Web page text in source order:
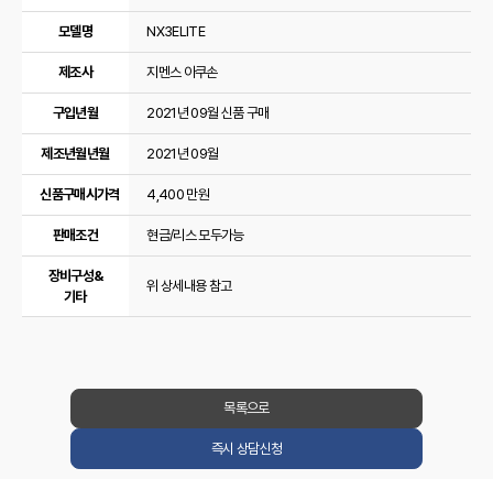
모델명 NX3ELITE
제조사 지멘스 아쿠손
구입년월 2021년 09월 신품 구매
제조년월년월 2021년 09월
신품구매시가격 4,400 만원
판매조건 현금/리스 모두가능
장비구성&
기타
위 상세내용 참고
목록으로
즉시 상담신청